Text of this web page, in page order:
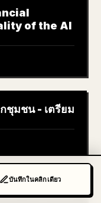
บันทึกในคลิกเดียว
of the AI
มชน - เตรียม
การเปิดตัวบน